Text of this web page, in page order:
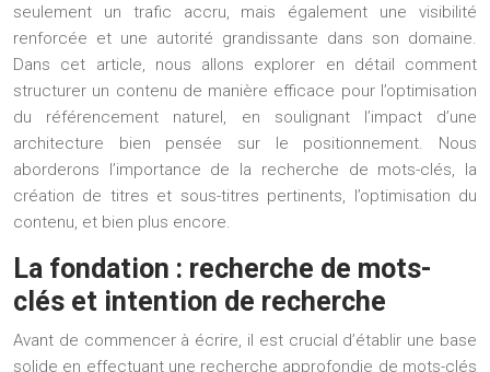
seulement un trafic accru, mais également une visibilité
renforcée et une autorité grandissante dans son domaine.
Dans cet article, nous allons explorer en détail comment
structurer un contenu de manière efficace pour l’optimisation
du référencement naturel, en soulignant l’impact d’une
architecture bien pensée sur le positionnement. Nous
aborderons l’importance de la recherche de mots-clés, la
création de titres et sous-titres pertinents, l’optimisation du
contenu, et bien plus encore.
La fondation : recherche de mots-
clés et intention de recherche
Avant de commencer à écrire, il est crucial d’établir une base
solide en effectuant une recherche approfondie de mots-clés